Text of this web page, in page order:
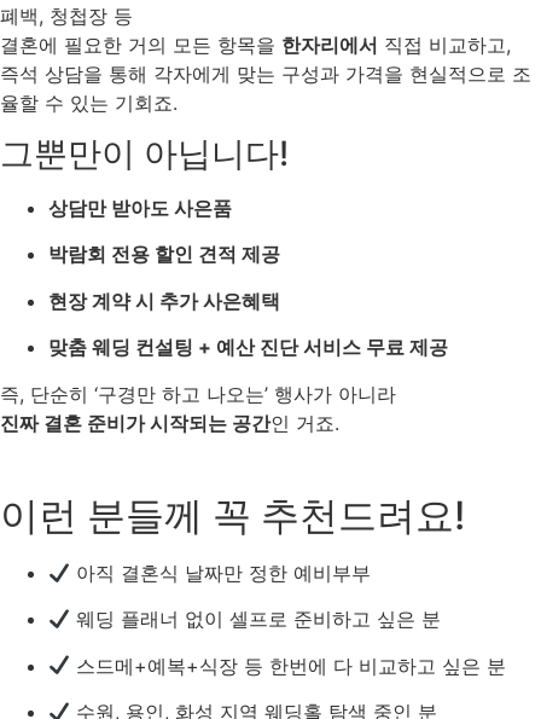
폐백, 청첩장 등
결혼에 필요한 거의 모든 항목을 한자리에서 직접 비교하고,
즉석 상담을 통해 각자에게 맞는 구성과 가격을 현실적으로 조
율할 수 있는 기회죠.
그뿐만이 아닙니다!
상담만 받아도 사은품
박람회 전용 할인 견적 제공
현장 계약 시 추가 사은혜택
맞춤 웨딩 컨설팅 + 예산 진단 서비스 무료 제공
즉, 단순히 ‘구경만 하고 나오는’ 행사가 아니라
진짜 결혼 준비가 시작되는 공간인 거죠.
이런 분들께 꼭 추천드려요!
아직 결혼식 날짜만 정한 예비부부
웨딩 플래너 없이 셀프로 준비하고 싶은 분
스드메+예복+식장 등 한번에 다 비교하고 싶은 분
수원, 용인, 화성 지역 웨딩홀 탐색 중인 분